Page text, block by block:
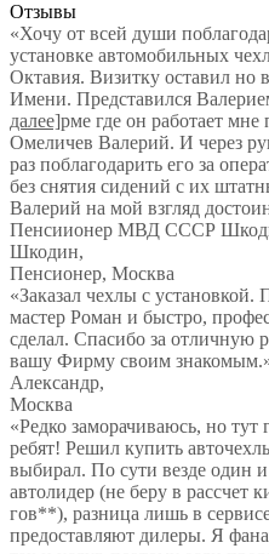
Отзывы
«Хочу от всей души
установке автомобильных
Октавия. Визитку оставил
Имени. Представился
далее]рме где он работает
Омеличев Валерий. И через
раз поблагодарить его за
без снятия сидений с их
Валерий на мой взгляд
Пенсиионер МВД СССР
Шкодин,
Пенсионер, Москва
«Заказал чехлы с установкой.
мастер Роман и быстро,
сделал. Спасибо за отличную
вашу Фирму своим
Александр,
Москва
«Редко заморачиваюсь, но тут
ребят! Решил купить
выбирал. По сути везде один
автолидер (не беру в рассчет
гов**), разница лишь в
предоставляют дилеры. Я